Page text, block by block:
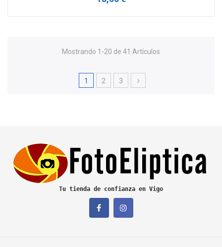
Mostrando 1-20 de 41 Artículos
1 2 3
Tu tienda de confianza en Vigo